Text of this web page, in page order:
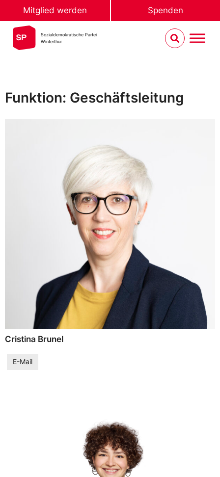
Mitglied werden Spenden
Sozialdemokratische Partei
Winterthur
Funktion: Geschäftsleitung
Cristina Brunel
E-Mail